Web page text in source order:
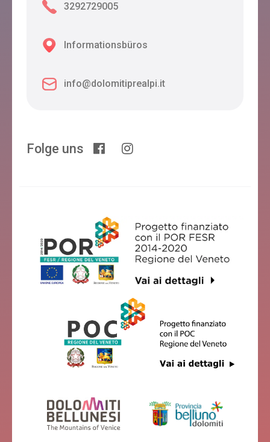
3292729005
Informationsbüros
info@dolomitiprealpi.it
Folge uns